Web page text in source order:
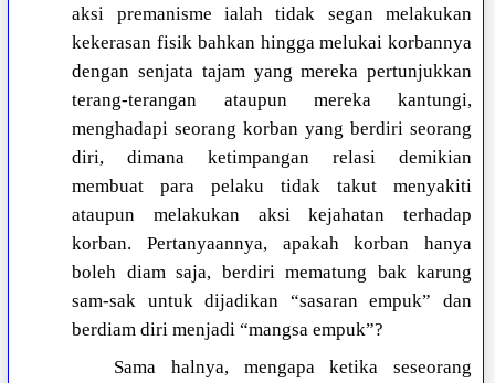
aksi premanisme ialah tidak segan melakukan
kekerasan fisik bahkan hingga melukai korbannya
dengan senjata tajam yang mereka pertunjukkan
terang-terangan ataupun mereka kantungi,
menghadapi seorang korban yang berdiri seorang
diri, dimana ketimpangan relasi demikian
membuat para pelaku tidak takut menyakiti
ataupun melakukan aksi kejahatan terhadap
korban. Pertanyaannya, apakah korban hanya
boleh diam saja, berdiri mematung bak karung
sam-sak untuk dijadikan “sasaran empuk” dan
berdiam diri menjadi “mangsa empuk”?
Sama halnya, mengapa ketika seseorang